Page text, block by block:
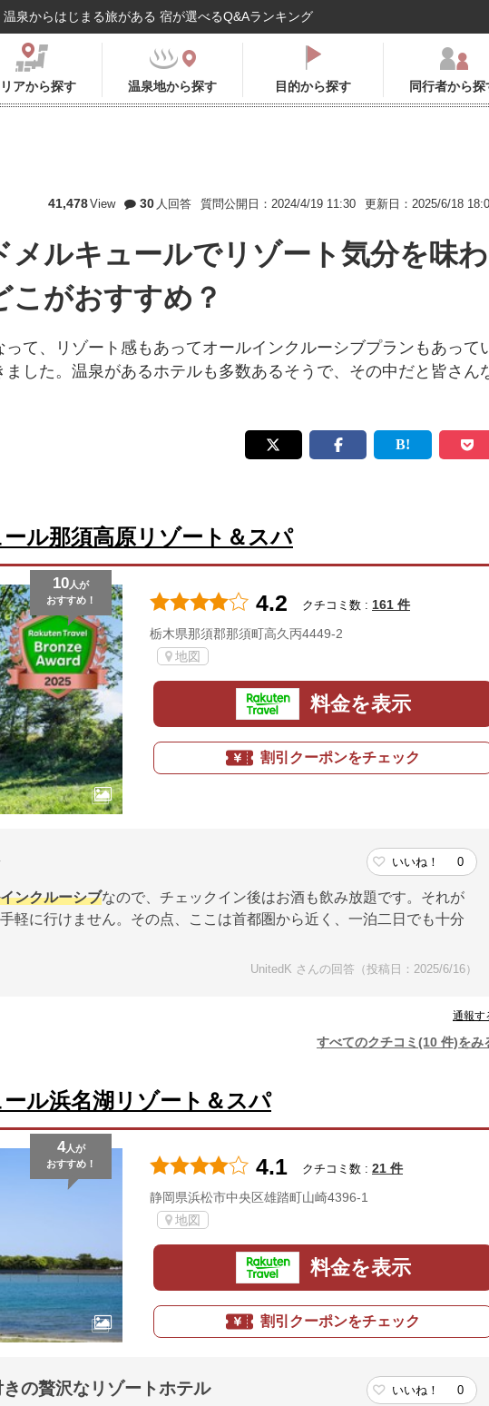
温泉からはじまる旅がある 宿が選べるQ&Aランキング
アから探す 温泉地から探す 目的から探す 同行者から探
41,478View 30 人回答 質問公開日：2024/4/19 11:30 更新日：2025/6/18
メルキュールでリゾート気分を味わ
こがおすすめ？
て、リゾート感もあってオールインクルーシブプランもあって
した。温泉があるホテルも多数あるそうで、その中だと皆さん
ル那須高原リゾート＆スパ
10 人が
おすすめ！
4.2 クチコミ数 : 161 件
栃木県那須郡那須町高久丙4449-2
地図
料金を表示
割引クーポンをチェック
いいね！ 0
ンクルーシブなので、チェックイン後はお酒も飲み放題です。それが
軽に行けません。その点、ここは首都圏から近く、一泊二日でも十分
UnitedK さんの回答（投稿日：2025/6/16）
通報す
すべてのクチコミ(10 件)をみ
ル浜名湖リゾート＆スパ
4人が
おすすめ！
4.1 クチコミ数 : 21 件
静岡県浜松市中央区雄踏町山崎4396-1
地図
料金を表示
割引クーポンをチェック
の贅沢なリゾートホテル いいね！ 0